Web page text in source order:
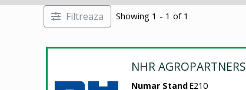
Filtreaza Showing 1 - 1 of 1
NHR AGROPARTNERS
Numar StandE210